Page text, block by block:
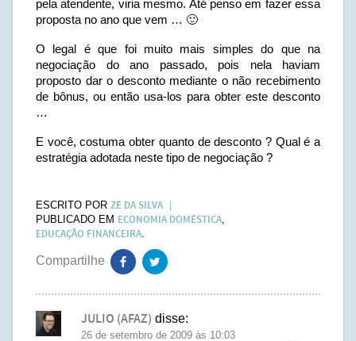
pela atendente, viria mesmo. Até penso em fazer essa
proposta no ano que vem … 🙂
O legal é que foi muito mais simples do que na
negociação do ano passado, pois nela haviam
proposto dar o desconto mediante o não recebimento
de bônus, ou então usa-los para obter este desconto
…
E você, costuma obter quanto de desconto ? Qual é a
estratégia adotada neste tipo de negociação ?
ESCRITO POR ZÉ DA SILVA
PUBLICADO EM ECONOMIA DOMÉSTICA,
EDUCAÇÃO FINANCEIRA.
JULIO (AFAZ) disse:
26 de setembro de 2009 às 10:03